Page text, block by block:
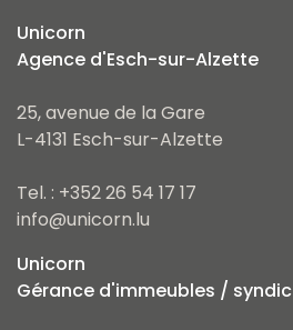
Unicorn
Agence d'Esch-sur-Alzette
25, avenue de la Gare
L-4131 Esch-sur-Alzette
Tel. : +352 26 54 17 17
info@unicorn.lu
Unicorn
Gérance d'immeubles / syndic